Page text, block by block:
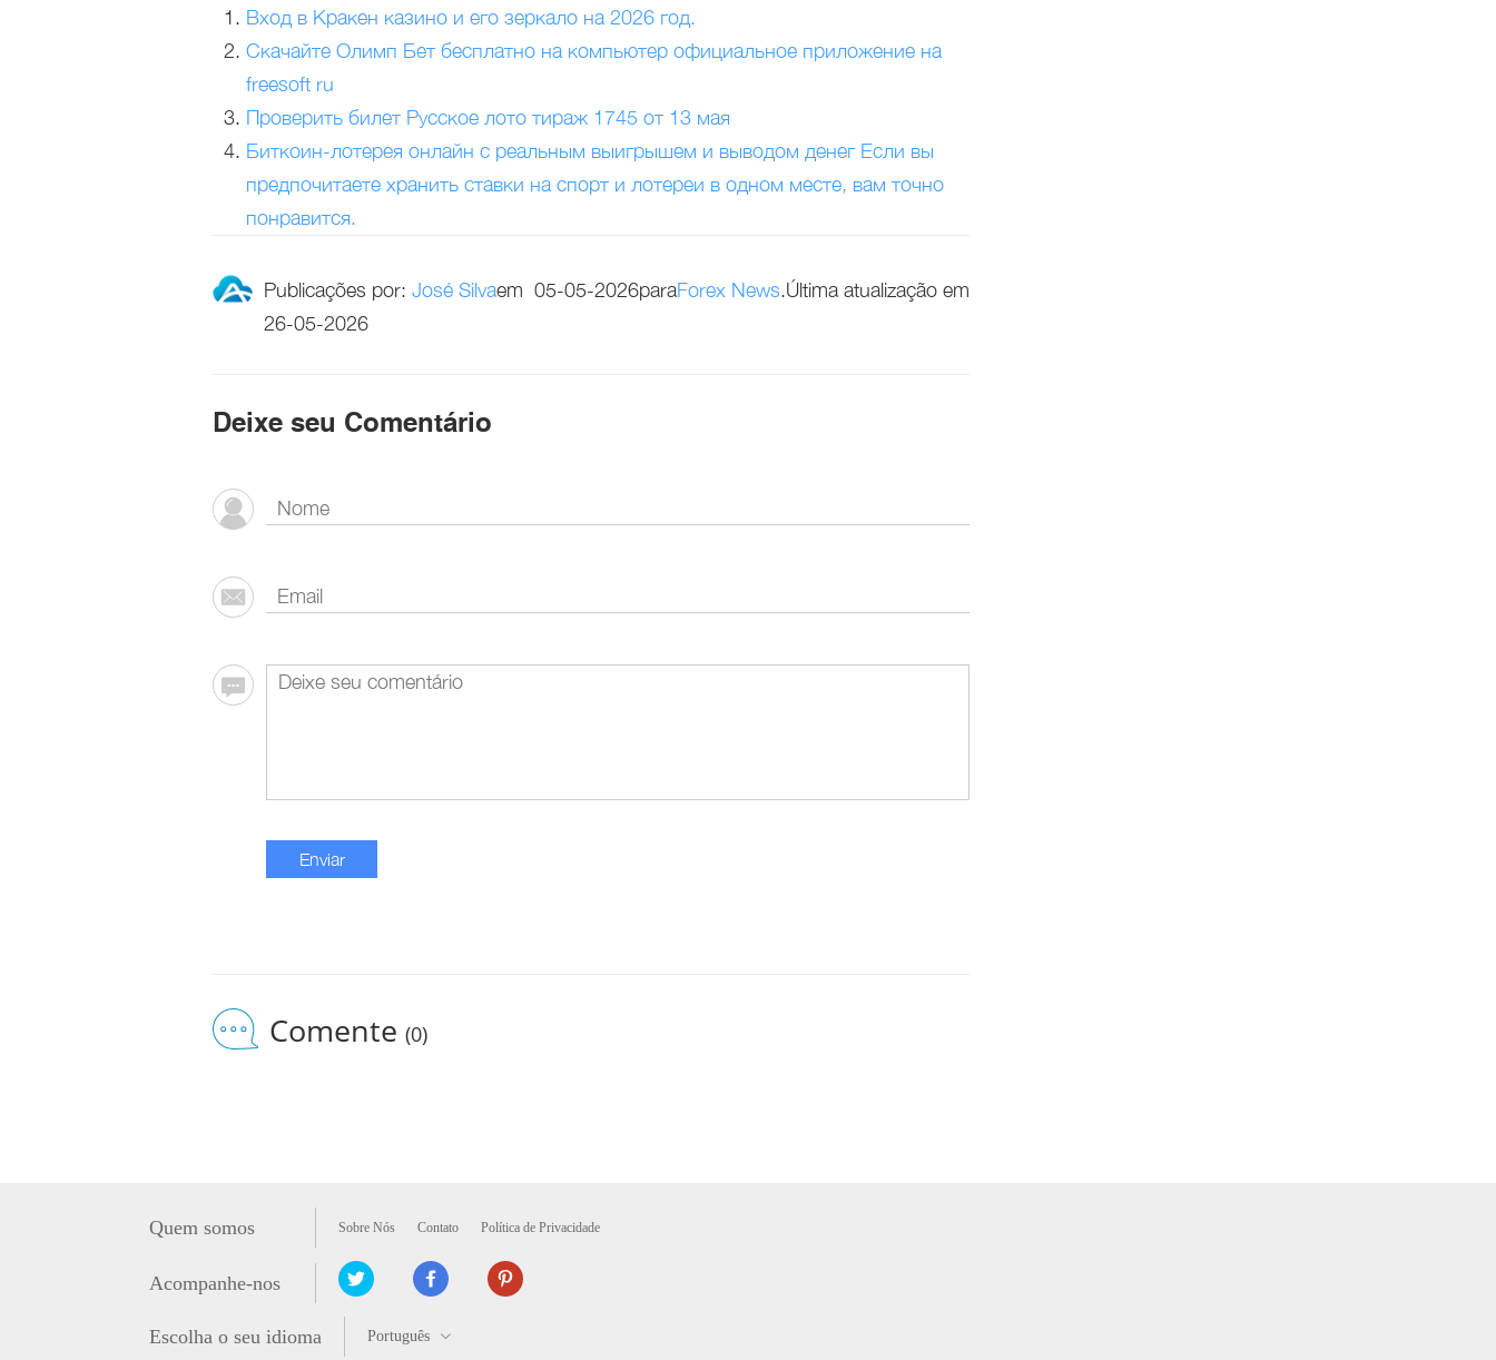
Вход в Кракен казино и его зеркало на 2026 год.
Скачайте Олимп Бет бесплатно на компьютер официальное приложение на
freesoft ru
Проверить билет Русское лото тираж 1745 от 13 мая
Биткоин-лотерея онлайн с реальным выигрышем и выводом денег Если вы
предпочитаете хранить ставки на спорт и лотереи в одном месте, вам точно
понравится.
Publicações por: José Silvaem 05-05-2026paraForex News.Última atualização em
26-05-2026
Deixe seu Comentário
Enviar
Comente (0)
Quem somos Sobre Nós Contato Política de Privacidade
Acompanhe-nos
Escolha o seu idioma Português